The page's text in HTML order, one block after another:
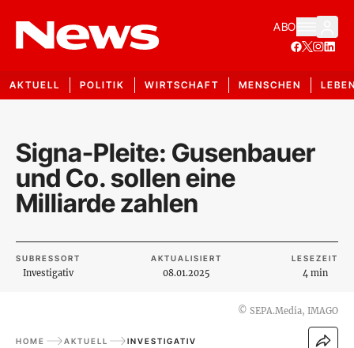
ABO
AKTUELL POLITIK WIRTSCHAFT MENSCHEN
Signa-Pleite: Gusenbauer
und Co. sollen eine
Milliarde zahlen
SUBRESSORT
Investigativ
AKTUALISIERT
08.01.2025
LESEZEIT
4 min
© SEPA.Media, IMAGO
HOME AKTUELL INVESTIGATIV